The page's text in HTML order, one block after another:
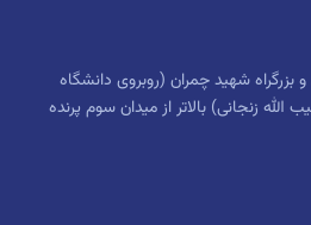
بزرگراه شهید چمران (روبروی دانشگاه
زنجانی) بالاتر از میدان سوم پرنده